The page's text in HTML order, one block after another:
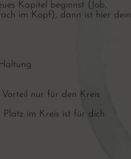
Kapitel beginnst (Job,
im Kopf), dann ist hier dein
nur für den Kreis
im Kreis ist für dich